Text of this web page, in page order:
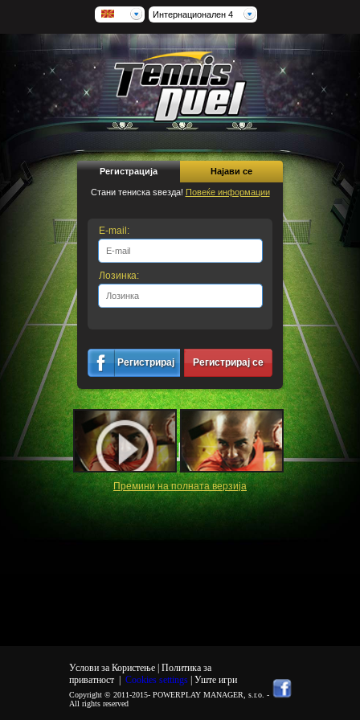
Интернационален 4
Регистрација Најави се
Стани тениска ѕвезда! Повеќе информации
E-mail:
Лозинка:
Регистрирај
се
Регистрирај се
Премини на полната верзија
Услови за Користење | Политика за
приватност| Cookies settings | Уште игри
Copyright © 2011-2015- POWERPLAY MANAGER, s.r.o. -
All rights reserved